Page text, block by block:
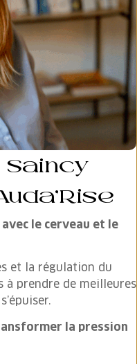
Saincy
le cerveau et le
et la régulation du
à prendre de meilleures
la pression